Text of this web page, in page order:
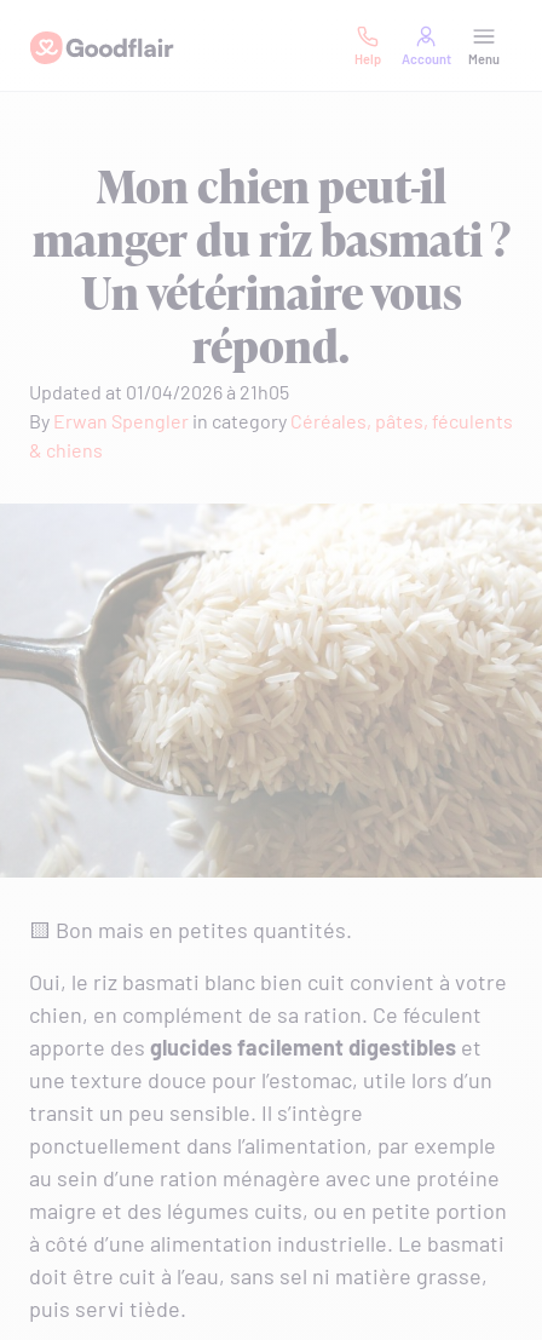
content
Goodflair
Help Account Menu
Mon chien peut-il
manger du riz basmati ?
Un vétérinaire vous
répond.
Updated at 01/04/2026 à 21h05
By Erwan Spengler in category Céréales, pâtes, féculents
& chiens
🟨 Bon mais en petites quantités.
Oui, le riz basmati blanc bien cuit convient à votre
chien, en complément de sa ration. Ce féculent
apporte des glucides facilement digestibles et
une texture douce pour l’estomac, utile lors d’un
transit un peu sensible. Il s’intègre
ponctuellement dans l’alimentation, par exemple
au sein d’une ration ménagère avec une protéine
maigre et des légumes cuits, ou en petite portion
à côté d’une alimentation industrielle. Le basmati
doit être cuit à l’eau, sans sel ni matière grasse,
puis servi tiède.